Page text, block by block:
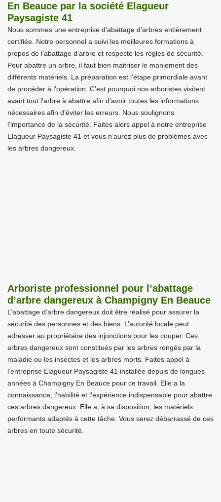
En Beauce par la société Elagueur
Paysagiste 41
Nous sommes une entreprise d'abattage d'arbres entièrement
certifiée. Notre personnel a suivi les meilleures formations à
propos de l’abattage d’arbre et respecte les règles de sécurité.
Pour abattre un arbre, il faut bien maitriser le maniement des
différents matériels. La préparation est l’étape primordiale avant
de procéder à l’opération. C’est pourquoi nos arboristes visitent
avant tout l’arbre à abattre afin d’avoir toutes les informations
nécessaires afin d’éviter les erreurs. Nous soulignons
l'importance de la sécurité. Faites alors appel à notre entreprise
Elagueur Paysagiste 41 et vous n’aurez plus de problèmes avec
les arbres dangereux.
Arboriste professionnel pour l’abattage
d’arbre dangereux à Champigny En Beauce
L’abattage d’arbre dangereux doit être réalisé pour assurer la
sécurité des personnes et des biens. L’autorité locale peut
adresser au propriétaire des injonctions pour les couper. Ces
arbres dangereux sont constitués par les arbres rongés par la
maladie ou les insectes et les arbres morts. Faites appel à
l’entreprise Elagueur Paysagiste 41 installée depuis de longues
années à Champigny En Beauce pour ce travail. Elle a la
connaissance, l’habilité et l’expérience indispensable pour abattre
ces arbres dangereux. Elle a, à sa disposition, les matériels
performants adaptés à cette tâche. Vous serez débarrassé de ces
arbres en toute sécurité.